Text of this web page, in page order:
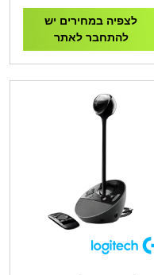
לצפיה במחירים יש
להתחבר לאתר